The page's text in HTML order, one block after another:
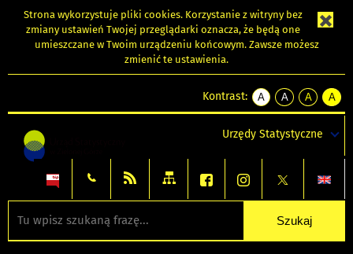
Strona wykorzystuje pliki cookies. Korzystanie z witryny bez
zmiany ustawień Twojej przeglądarki oznacza, że będą one
umieszczane w Twoim urządzeniu końcowym. Zawsze możesz
zmienić te ustawienia.
Kontrast:
A
kontrast
A
kontrast
tekst
czarnym
A
kontrast
tekst
czarnym
A
tekst
żółtym
Urzędy Statystyczne